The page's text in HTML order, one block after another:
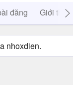
đăng Giới thiệu
nhoxdien.